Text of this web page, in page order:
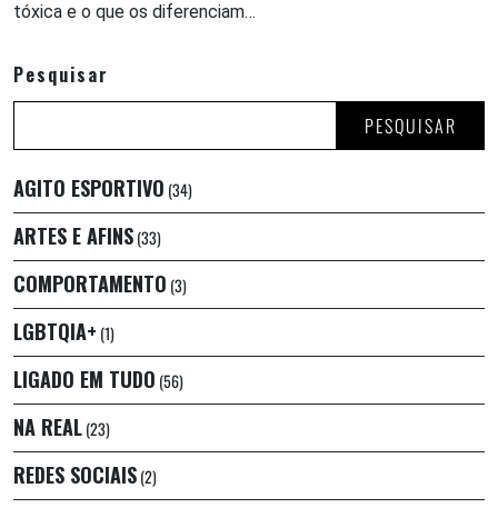
tóxica e o que os diferenciam…
Pesquisar
PESQUISAR
AGITO ESPORTIVO (34)
ARTES E AFINS(33)
COMPORTAMENTO (3)
LGBTQIA+ (1)
LIGADO EM TUDO (56)
NA REAL(23)
REDES SOCIAIS(2)